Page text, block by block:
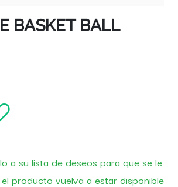
BASKET BALL
a su lista de deseos para que se le
producto vuelva a estar disponible